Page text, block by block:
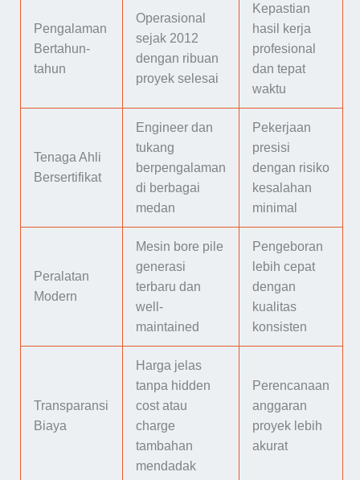
Pengalaman
Bertahun-
tahun
Operasional
sejak 2012
dengan ribuan
proyek selesai
Kepastian
hasil kerja
profesional
dan tepat
waktu
Tenaga Ahli
Bersertifikat
Engineer dan
tukang
berpengalaman
di berbagai
medan
Pekerjaan
presisi
dengan risiko
kesalahan
minimal
Peralatan
Modern
Mesin bore pile
generasi
terbaru dan
well-
maintained
Pengeboran
lebih cepat
dengan
kualitas
konsisten
Transparansi
Biaya
Harga jelas
tanpa hidden
cost atau
charge
tambahan
mendadak
Perencanaan
anggaran
proyek lebih
akurat